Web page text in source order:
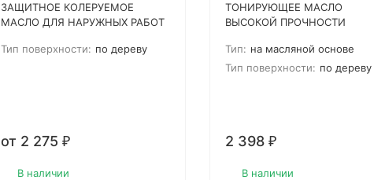
ЗАЩИТНОЕ КОЛЕРУЕМОЕ
МАСЛО ДЛЯ НАРУЖНЫХ РАБОТ
поверхности, создает
Тип поверхности: по дереву
от 2 275 ₽
В наличии
ТОНИРУЮЩЕЕ МАСЛО
ВЫСОКОЙ ПРОЧНОСТИ
Высококачественный состав,
сочетающий в себе
Тип: на масляной основе
Тип поверхности: по дереву
2 398 ₽
В наличии